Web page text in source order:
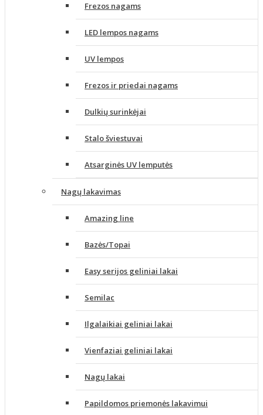
Frezos nagams
LED lempos nagams
UV lempos
Frezos ir priedai nagams
Dulkių surinkėjai
Stalo šviestuvai
Atsarginės UV lemputės
Nagų lakavimas
Amazing line
Bazės/Topai
Easy serijos geliniai lakai
Semilac
Ilgalaikiai geliniai lakai
Vienfaziai geliniai lakai
Nagų lakai
Papildomos priemonės lakavimui